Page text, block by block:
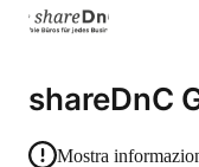
shareDnC
Mostra